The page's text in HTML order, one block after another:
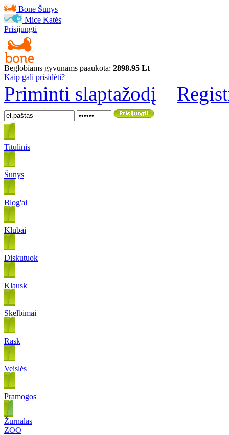
Bone Šunys
Mice Katės
Prisijungti
Beglobiams gyvūnams paaukota: 2898.95 Lt
Kaip gali prisidėti?
Priminti slaptažodį
Titulinis
Šunys
Blog'ai
Klubai
Diskutuok
Klausk
Skelbimai
Rask
Veislės
Pramogos
Žurnalas
ZOO